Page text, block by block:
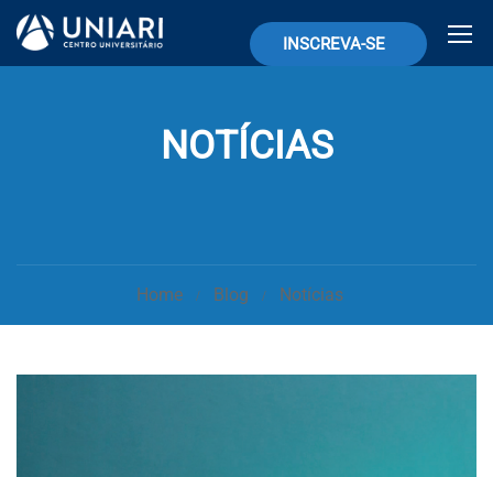
INSCREVA-SE
NOTÍCIAS
Home Blog Notícias